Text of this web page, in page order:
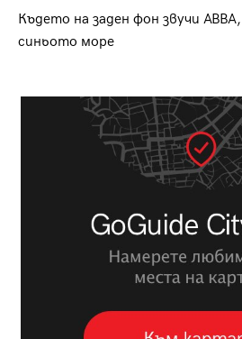
Където на заден фон звучи
синьото море